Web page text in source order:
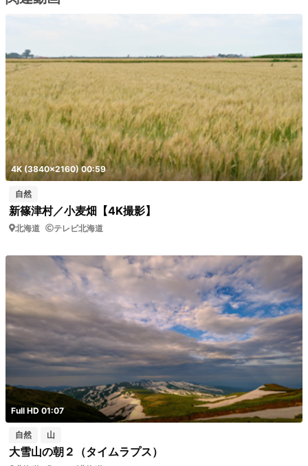
4K (3840x2160) 00:59
自然
新篠津村／小麦畑【4K撮影】
北海道 テレビ北海道
Full HD 01:07
自然 山
大雪山の朝２（タイムラプス）